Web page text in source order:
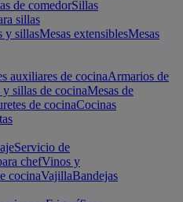
de comedorSillas
sillas
y sillasMesas extensiblesMesas
auxiliares de cocinaArmarios de
sillas de cocinaMesas de
de cocinaCocinas
Servicio de
chefVinos y
cocinaVajillaBandejas